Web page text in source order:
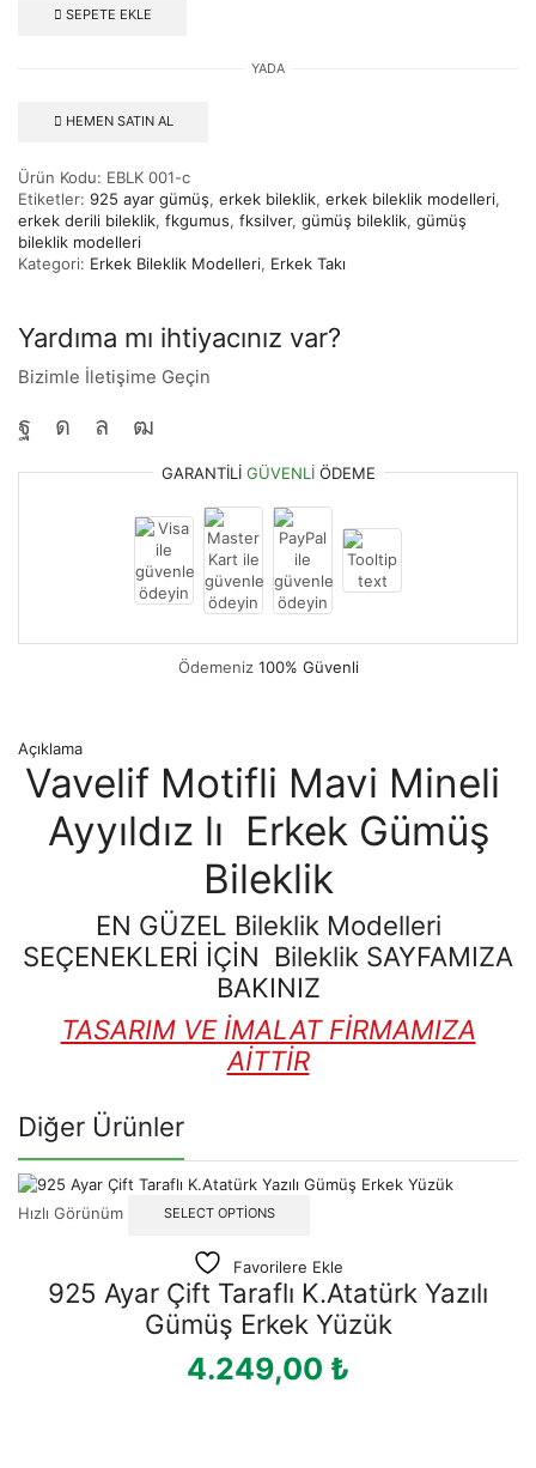
SEPETE EKLE
YADA
HEMEN SATIN AL
Ürün Kodu: EBLK 001-c
Etiketler: 925 ayar gümüş, erkek bileklik, erkek bileklik modelleri,
erkek derili bileklik, fkgumus, fksilver, gümüş bileklik, gümüş
bileklik modelleri
Kategori: Erkek Bileklik Modelleri, Erkek Takı
Yardıma mı ihtiyacınız var?
Bizimle İletişime Geçin
GARANTILI GÜVENLIÖDEME
Ödemeniz 100% Güvenli
Açıklama
Vavelif Motifli Mavi Mineli
Ayyıldız lı Erkek Gümüş
Bileklik
EN GÜZEL Bileklik Modelleri
SEÇENEKLERİ İÇİN Bileklik SAYFAMIZA
BAKINIZ
TASARIM VE İMALAT FİRMAMIZA
AİTTİR
Diğer Ürünler
Hızlı Görünüm SELECT OPTIONS
Favorilere Ekle
925 Ayar Çift Taraflı K.Atatürk Yazılı
Gümüş Erkek Yüzük
4.249,00 ₺